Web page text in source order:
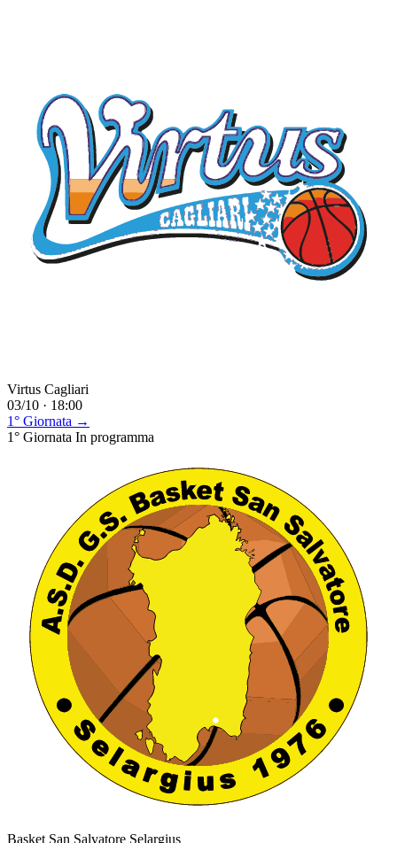
Virtus Cagliari
03/10 · 18:00
1° Giornata →
1° Giornata In programma
Basket San Salvatore Selargius